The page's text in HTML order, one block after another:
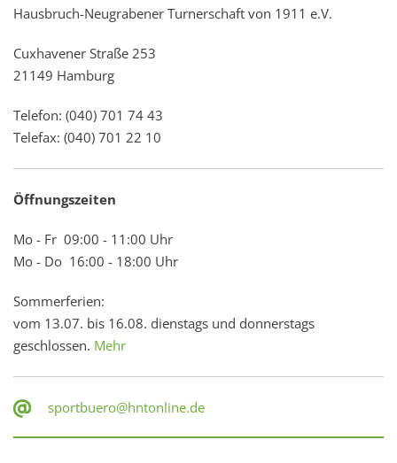
Hausbruch-Neugrabener Turnerschaft von 1911 e.V.
Cuxhavener Straße 253
21149 Hamburg
Telefon: (040) 701 74 43
Telefax: (040) 701 22 10
Öffnungszeiten
Mo - Fr 09:00 - 11:00 Uhr
Mo - Do 16:00 - 18:00 Uhr
Sommerferien:
vom 13.07. bis 16.08. dienstags und donnerstags
geschlossen. Mehr
sportbuero@hntonline.de